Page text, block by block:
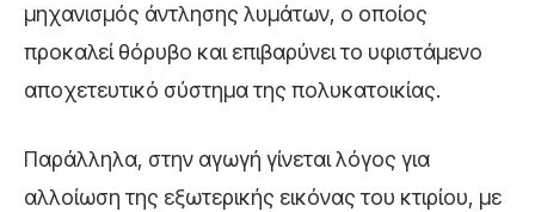
μηχανισμός άντλησης λυμάτων, ο οποίος
προκαλεί θόρυβο και επιβαρύνει το υφιστάμενο
αποχετευτικό σύστημα της πολυκατοικίας.
Παράλληλα, στην αγωγή γίνεται λόγος για
αλλοίωση της εξωτερικής εικόνας του κτιρίου, με